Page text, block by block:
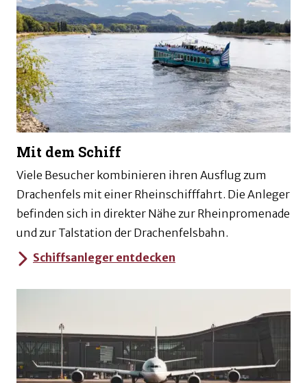
Mit dem Schiff
Viele Besucher kombinieren ihren Ausflug zum
Drachenfels mit einer Rheinschifffahrt. Die Anleger
befinden sich in direkter Nähe zur Rheinpromenade
und zur Talstation der Drachenfelsbahn.
Schiffsanleger entdecken